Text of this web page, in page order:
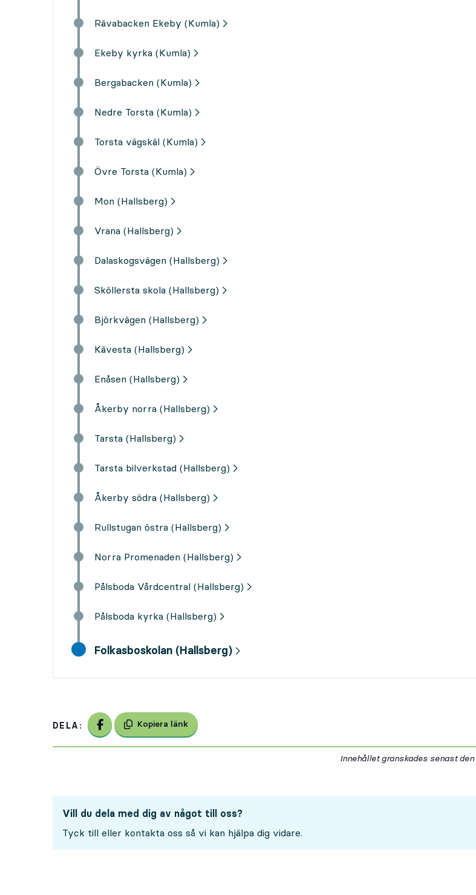
Rävabacken Ekeby (Kumla)
Ekeby kyrka (Kumla)
Bergabacken (Kumla)
Nedre Torsta (Kumla)
Torsta vägskäl (Kumla)
Övre Torsta (Kumla)
Mon (Hallsberg)
Vrana (Hallsberg)
Dalaskogsvägen (Hallsberg)
Sköllersta skola (Hallsberg)
Björkvägen (Hallsberg)
Kävesta (Hallsberg)
Enåsen (Hallsberg)
Åkerby norra (Hallsberg)
Tarsta (Hallsberg)
Tarsta bilverkstad (Hallsberg)
Åkerby södra (Hallsberg)
Rullstugan östra (Hallsberg)
Norra Promenaden (Hallsberg)
Pålsboda Vårdcentral (Hallsberg)
Pålsboda kyrka (Hallsberg)
slutdestination,
Folkasboskolan (Hallsberg)
DELA: Dela på Facebook
Kopiera länk
Innehållet granskades senast den
Vill du dela med dig av något till oss?
Tyck till eller kontakta oss så vi kan hjälpa dig vidare.